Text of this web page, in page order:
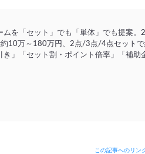
を「セット」でも「単体」でも提案
10万～180万円、2点/3点/4点セット
」「セット割・ポイント倍率」「補
この記事へのリン